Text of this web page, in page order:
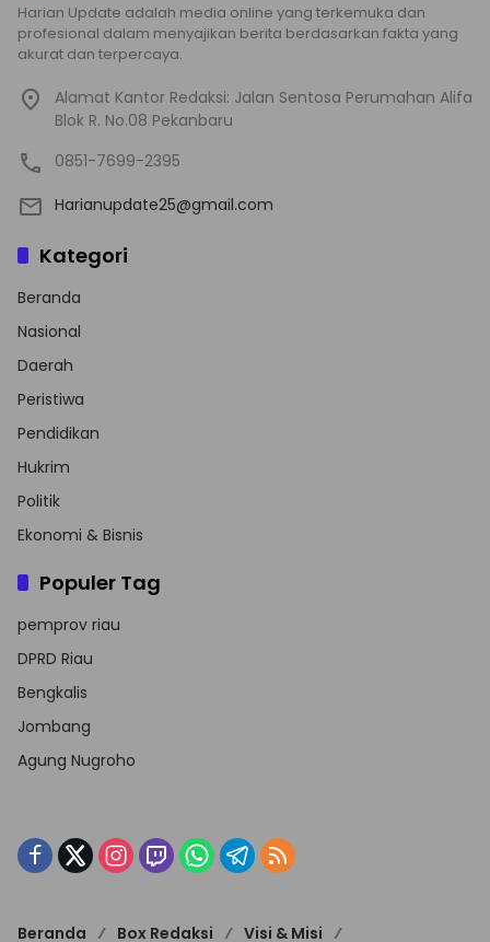
Harian Update adalah media online yang terkemuka dan
profesional dalam menyajikan berita berdasarkan fakta yang
akurat dan terpercaya.
Alamat Kantor Redaksi: Jalan Sentosa Perumahan Alifa
Blok R. No.08 Pekanbaru
0851-7699-2395
Harianupdate25@gmail.com
Kategori
Beranda
Nasional
Daerah
Peristiwa
Pendidikan
Hukrim
Politik
Ekonomi & Bisnis
Populer Tag
pemprov riau
DPRD Riau
Bengkalis
Jombang
Agung Nugroho
Beranda Box Redaksi Visi & Misi